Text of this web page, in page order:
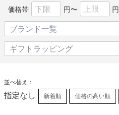
価格帯 円〜 円
並べ替え：
指定なし 新着順 価格の高い順